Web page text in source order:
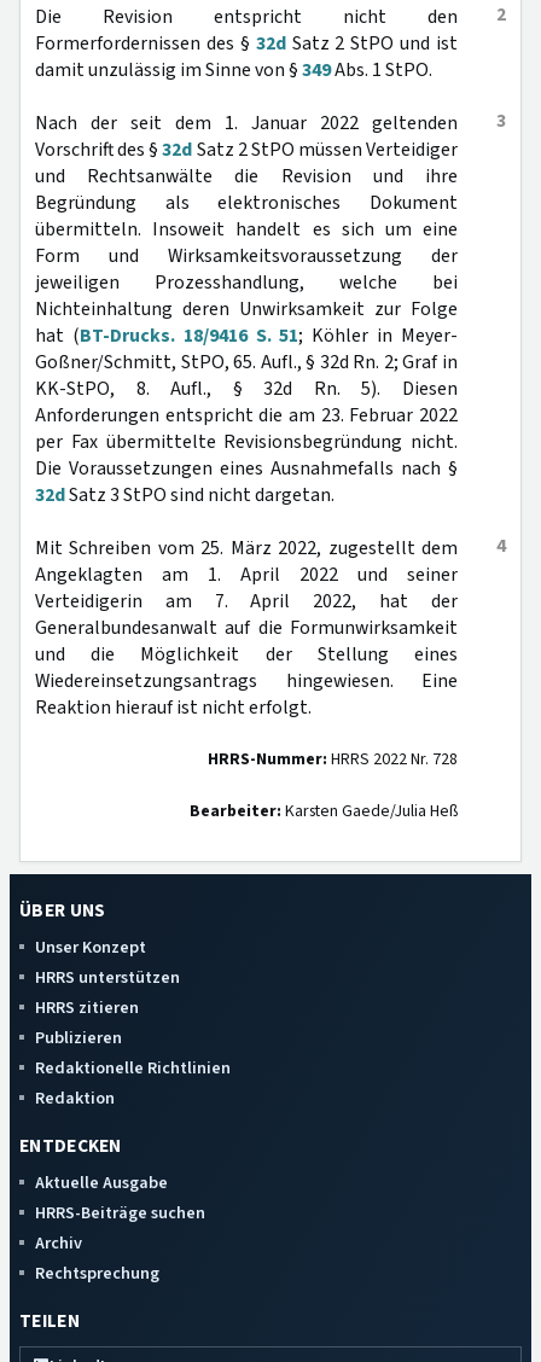
2
Die Revision entspricht nicht den
Formerfordernissen des § 32dSatz 2 StPO und ist
damit unzulässig im Sinne von §349Abs. 1 StPO.
3
Nach der seit dem 1. Januar 2022 geltenden
Vorschrift des §32dSatz 2 StPO müssen Verteidiger
und Rechtsanwälte die Revision und ihre
Begründung als elektronisches Dokument
übermitteln. Insoweit handelt es sich um eine
Form und Wirksamkeitsvoraussetzung der
jeweiligen Prozesshandlung, welche bei
Nichteinhaltung deren Unwirksamkeit zur Folge
hat (BT-Drucks. 18/9416 S. 51; Köhler in Meyer-
Goßner/Schmitt, StPO, 65. Aufl., § 32d Rn. 2; Graf in
KK-StPO, 8. Aufl., § 32d Rn. 5). Diesen
Anforderungen entspricht die am 23. Februar 2022
per Fax übermittelte Revisionsbegründung nicht.
Die Voraussetzungen eines Ausnahmefalls nach §
32dSatz 3 StPO sind nicht dargetan.
4
Mit Schreiben vom 25. März 2022, zugestellt dem
Angeklagten am 1. April 2022 und seiner
Verteidigerin am 7. April 2022, hat der
Generalbundesanwalt auf die Formunwirksamkeit
und die Möglichkeit der Stellung eines
Wiedereinsetzungsantrags hingewiesen. Eine
Reaktion hierauf ist nicht erfolgt.
HRRS-Nummer: HRRS 2022 Nr. 728
Bearbeiter: Karsten Gaede/Julia Heß
ÜBER UNS
Unser Konzept
HRRS unterstützen
HRRS zitieren
Publizieren
Redaktionelle Richtlinien
Redaktion
ENTDECKEN
Aktuelle Ausgabe
HRRS-Beiträge suchen
Archiv
Rechtsprechung
TEILEN